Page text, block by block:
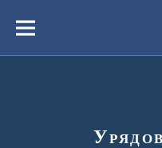
вмістуМеню